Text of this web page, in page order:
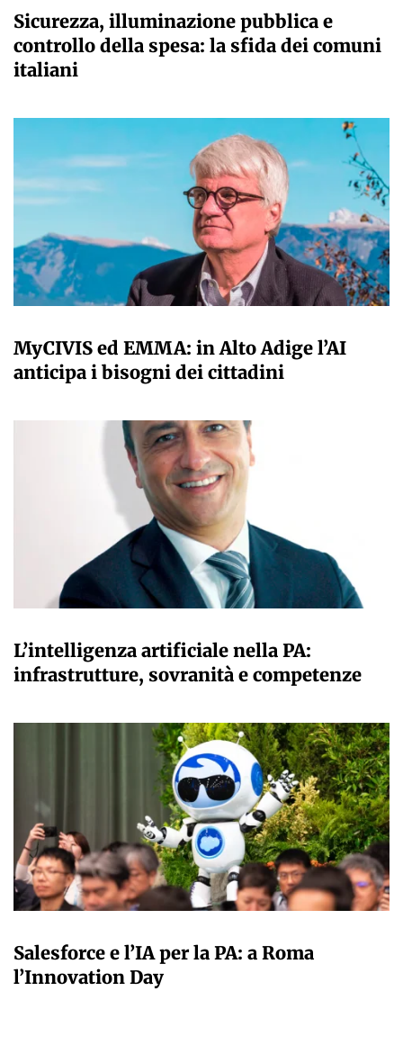
Sicurezza, illuminazione pubblica e
controllo della spesa: la sfida dei comuni
italiani
MyCIVIS ed EMMA: in Alto Adige l’AI
anticipa i bisogni dei cittadini
L’intelligenza artificiale nella PA:
infrastrutture, sovranità e competenze
Salesforce e l’IA per la PA: a Roma
l’Innovation Day